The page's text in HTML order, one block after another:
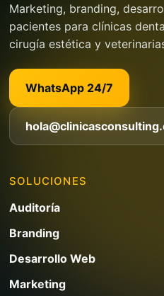
Marketing, branding,
pacientes para clínicas
cirugía estética y
WhatsApp 24/7
SOLUCIONES
Auditoría
Branding
Desarrollo Web
Marketing